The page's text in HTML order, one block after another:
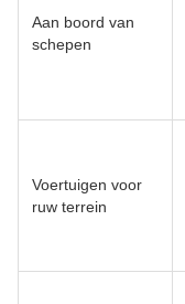
Aan boord van
schepen
Voertuigen voor
ruw terrein